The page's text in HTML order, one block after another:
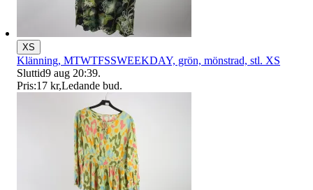
XS
Klänning, MTWTFSSWEEKDAY, grön, mönstrad, stl. XS
Sluttid9 aug 20:39.
Pris:17 kr,Ledande bud.